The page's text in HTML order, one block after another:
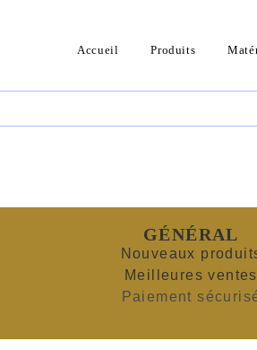
Accueil Produits
GÉNÉRAL
Nouveaux
Meilleures ventes
Paiement